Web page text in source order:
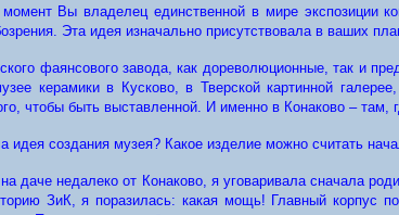
Вы владелец единственной в мире экспозиции
Эта идея изначально присутствовала в ваших
фаянсового завода, как дореволюционные, так и
керамики в Кусково, в Тверской картинной
чтобы быть выставленной. И именно в Конаково – там,
идея создания музея? Какое изделие можно считать
даче недалеко от Конаково, я уговаривала сначала
ЗиК, я поразилась: какая мощь! Главный корпус